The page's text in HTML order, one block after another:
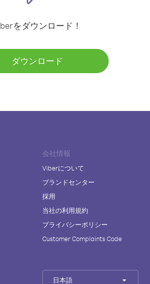
をダウンロード！
ダウンロード
会社情報
Viberについて
ブランドセンター
採用
当社の利用規約
プライバシーポリシー
Customer Complaints Code
日本語